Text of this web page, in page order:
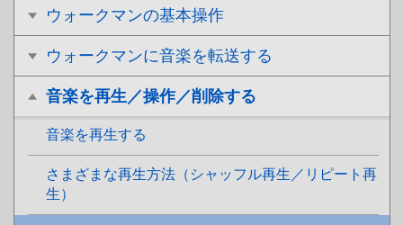
ウォークマンの基本操作
ウォークマンに音楽を転送する
音楽を再生／操作／削除する
音楽を再生する
さまざまな再生方法（シャッフル再生／リピート再
生）